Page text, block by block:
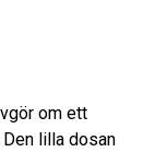
om ett
lilla dosan